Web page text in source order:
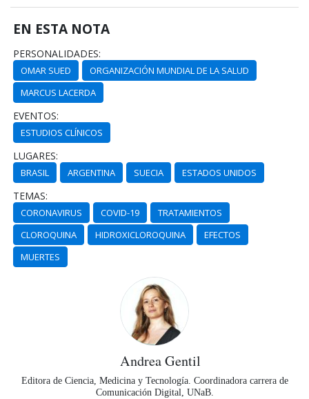
EN ESTA NOTA
PERSONALIDADES:
OMAR SUED
ORGANIZACIÓN MUNDIAL DE LA SALUD
MARCUS LACERDA
EVENTOS:
ESTUDIOS CLÍNICOS
LUGARES:
BRASIL ARGENTINA SUECIA ESTADOS UNIDOS
TEMAS:
CORONAVIRUS COVID-19
TRATAMIENTOS
CLOROQUINA
HIDROXICLOROQUINA
EFECTOS
MUERTES
Andrea Gentil
Editora de Ciencia, Medicina y Tecnología. Coordinadora carrera de
Comunicación Digital, UNaB.